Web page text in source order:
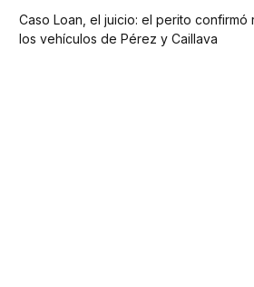
Caso Loan, el juicio: el perito confirmó
los vehículos de Pérez y Caillava